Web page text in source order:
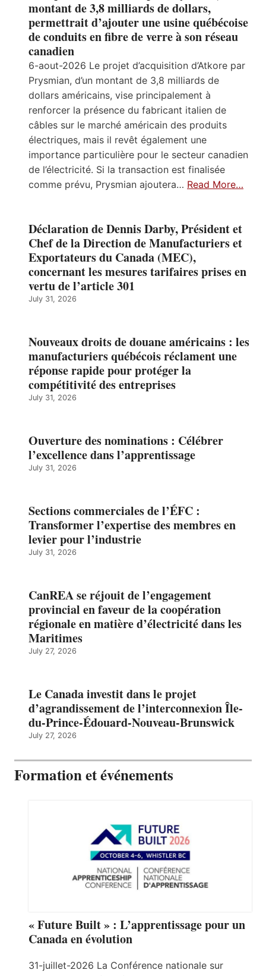
montant de 3,8 milliards de dollars,
permettrait d’ajouter une usine québécoise
de conduits en fibre de verre à son réseau
canadien
6-aout-2026 Le projet d’acquisition d’Atkore par
Prysmian, d’un montant de 3,8 milliards de
dollars américains, vise principalement à
renforcer la présence du fabricant italien de
câbles sur le marché américain des produits
électriques, mais il revêt également une
importance particulière pour le secteur canadien
de l’électricité. Si la transaction est finalisée
comme prévu, Prysmian ajoutera… Read More…
Déclaration de Dennis Darby, Président et
Chef de la Direction de Manufacturiers et
Exportateurs du Canada (MEC),
concernant les mesures tarifaires prises en
vertu de l’article 301
July 31, 2026
Nouveaux droits de douane américains : les
manufacturiers québécois réclament une
réponse rapide pour protéger la
compétitivité des entreprises
July 31, 2026
Ouverture des nominations : Célébrer
l’excellence dans l’apprentissage
July 31, 2026
Sections commerciales de l’ÉFC :
Transformer l’expertise des membres en
levier pour l’industrie
July 31, 2026
CanREA se réjouit de l’engagement
provincial en faveur de la coopération
régionale en matière d’électricité dans les
Maritimes
July 27, 2026
Le Canada investit dans le projet
d’agrandissement de l’interconnexion Île-
du-Prince-Édouard-Nouveau-Brunswick
July 27, 2026
Formation et événements
« Future Built » : L’apprentissage pour un
Canada en évolution
31-juillet-2026 La Conférence nationale sur